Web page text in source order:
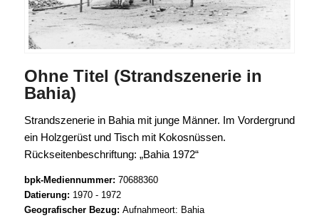
Ohne Titel (Strandszenerie in
Bahia)
Strandszenerie in Bahia mit junge Männer. Im Vordergrund
ein Holzgerüst und Tisch mit Kokosnüssen.
Rückseitenbeschriftung: „Bahia 1972“
bpk-Mediennummer: 70688360
Datierung: 1970 - 1972
Geografischer Bezug: Aufnahmeort: Bahia